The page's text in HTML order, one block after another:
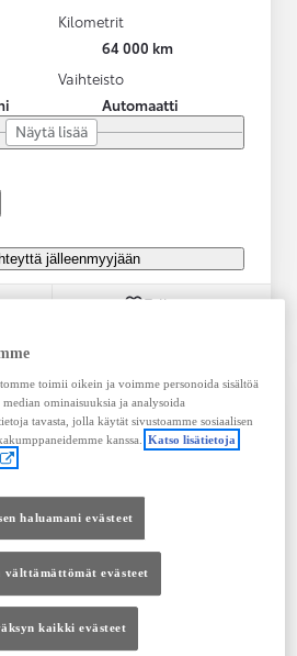
Kilometrit
64 000 km
Vaihteisto
Automaatti
Näytä lisää
jälleenmyyjään
Tallenna
toimii oikein ja voimme personoida sisältöä
ominaisuuksia ja analysoida
tavasta, jolla käytät sivustoamme sosiaalisen
kanssa.
Katso lisätietoja
haluamani evästeet
välttämättömät evästeet
kaikki evästeet